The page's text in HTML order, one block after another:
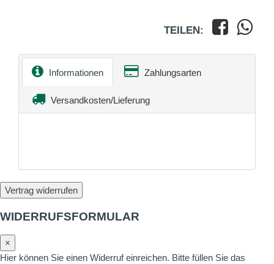
TEILEN:
Informationen Zahlungsarten
Versandkosten/Lieferung
Vertrag widerrufen
WIDERRUFSFORMULAR
×
Hier können Sie einen Widerruf einreichen. Bitte füllen Sie das